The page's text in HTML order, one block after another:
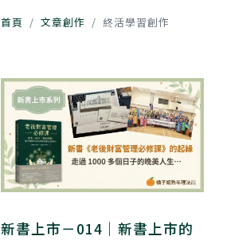
首頁 文章創作 終活學習創作
新書上市－014｜新書上市的